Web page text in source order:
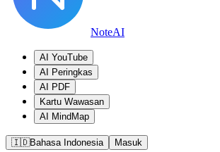
NoteAI
AI YouTube
AI Peringkas
AI PDF
Kartu Wawasan
AI MindMap
🇮🇩Bahasa Indonesia Masuk